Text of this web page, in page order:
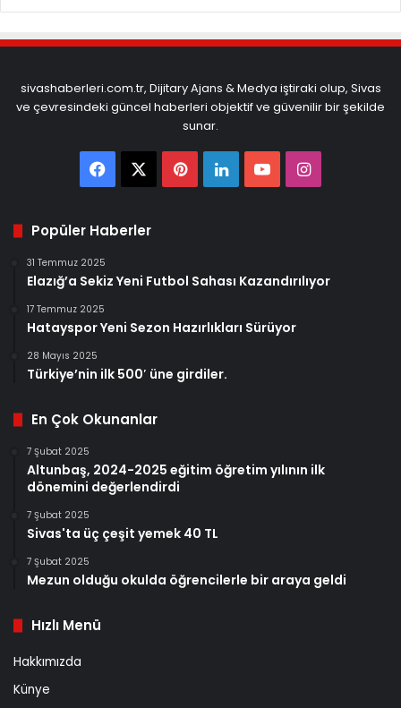
sivashaberleri.com.tr, Dijitary Ajans & Medya iştiraki olup, Sivas
ve çevresindeki güncel haberleri objektif ve güvenilir bir şekilde
sunar.
FacebookPinterest
LinkedInYouTubeInstagram
Popüler Haberler
31 Temmuz 2025
Elazığ’a Sekiz Yeni Futbol Sahası Kazandırılıyor
17 Temmuz 2025
Hatayspor Yeni Sezon Hazırlıkları Sürüyor
28 Mayıs 2025
Türkiye’nin ilk 500′ üne girdiler.
En Çok Okunanlar
7 Şubat 2025
Altunbaş, 2024-2025 eğitim öğretim yılının ilk
dönemini değerlendirdi
7 Şubat 2025
Sivas'ta üç çeşit yemek 40 TL
7 Şubat 2025
Mezun olduğu okulda öğrencilerle bir araya geldi
Hızlı Menü
Hakkımızda
Künye